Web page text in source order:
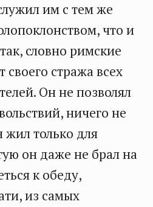
им с тем же
что и
словно римские
своего стража всех
Он не позволял
ничего не
жил только для
он даже не брал на
к обеду,
из самых